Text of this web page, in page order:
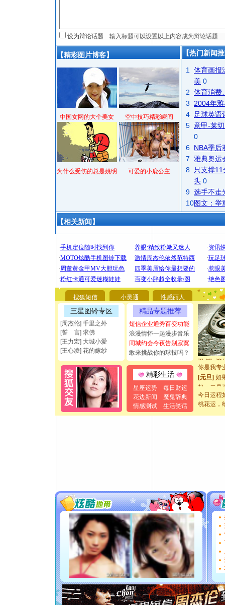
设为辩论话题
【精彩图片博客】
中国女网的大个美女 空中技巧精彩瞬间
为什么受伤的总是姚明 可爱的小鹿公主
【热门新闻
1
体育画报
美 0
2 体育消费
3
2004年
4
足球英语
5 意甲-莱
0
6 NBA季后
7
雅典奥运
8
只支撑
头 0
9 选手不走
10图文：举
【相关新闻】
搜狐短信 小灵通 性感丽人
三星图铃专区
[周杰伦] 千里之外
[誓 言] 求佛
[王力宏] 大城小爱
[王心凌] 花的嫁纱
精品专题推荐
短信企业通秀百变功能
浪漫情怀一起漫步音乐
同城约会今夜告别寂寞
敢来挑战你的球技吗？
精彩生活
星座运势
每日财运
花边新闻
魔鬼辞典
情感测试
生活笑话
[圣诞节]
你太多
要平安
[圣诞节]
能正大光
都要快乐
[圣诞节]
如意,快
[元旦]看
断电。爱
你是我专
[元旦]
如
起；二是
离。水晶
[元旦]当
[圣诞节]
你太多
要平安
[圣诞节]
能正大
都要快乐
[圣诞节]
如意,快
[元旦] 看
断电。爱
你是我专
今日运程
桃花运，